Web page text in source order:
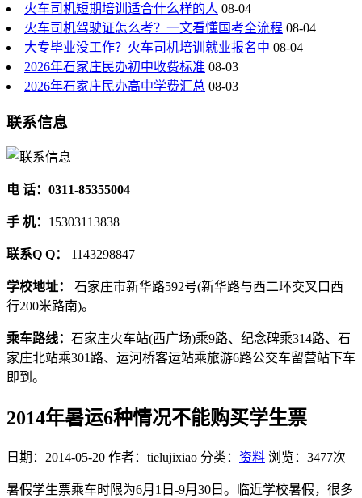
火车司机短期培训适合什么样的人 08-04
火车司机驾驶证怎么考？一文看懂国考全流程 08-04
大专毕业没工作？火车司机培训就业报名中 08-04
2026年石家庄民办初中收费标准 08-03
2026年石家庄民办高中学费汇总 08-03
联系信息
电 话：0311-85355004
手 机： 15303113838
联系Q Q： 1143298847
学校地址： 石家庄市新华路592号(新华路与西二环交叉口西
行200米路南)。
乘车路线： 石家庄火车站(西广场)乘9路、纪念碑乘314路、石
家庄北站乘301路、运河桥客运站乘旅游6路公交车留营站下车
即到。
2014年暑运6种情况不能购买学生票
日期：2014-05-20 作者：tielujixiao 分类： 资料 浏览：3477次
暑假学生票乘车时限为6月1日-9月30日。临近学校暑假，很多